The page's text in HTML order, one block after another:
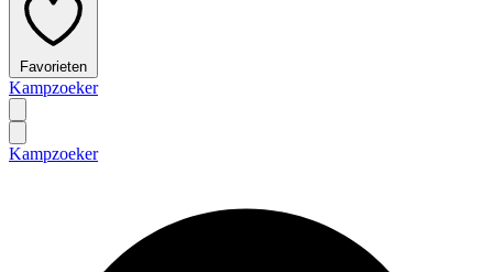
Favorieten
Kampzoeker
Kampzoeker